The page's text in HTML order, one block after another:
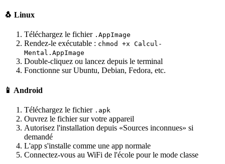
🐧 Linux
Téléchargez le fichier .AppImage
Rendez-le exécutable : chmod +x Calcul-
Mental.AppImage
Double-cliquez ou lancez depuis le terminal
Fonctionne sur Ubuntu, Debian, Fedora, etc.
📱 Android
Téléchargez le fichier .apk
Ouvrez le fichier sur votre appareil
Autorisez l'installation depuis «Sources inconnues» si
demandé
L'app s'installe comme une app normale
Connectez-vous au WiFi de l'école pour le mode classe